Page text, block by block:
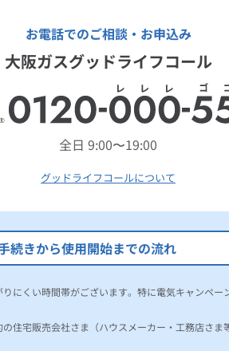
お電話でのご相談・お申込み
大阪ガスグッドライフコール
全日 9:00〜19:00
グッドライフコールについて
続きから使用開始までの流れ
にくい時間帯がございます。特に電気キャンペ
住宅販売会社さま（ハウスメーカー・工務店さま